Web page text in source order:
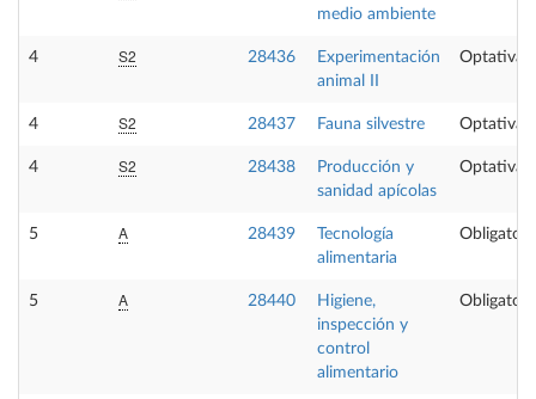
medio ambiente
4 S2 28436
Experimentación
animal II
Optativa
4 S2 28437 Fauna silvestre Optativa
4 S2 28438
Producción y
sanidad apícolas
Optativa
5 A 28439
Tecnología
alimentaria
5 A 28440
Higiene,
inspección y
control
alimentario